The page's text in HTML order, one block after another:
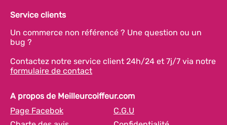
Service clients
Un commerce non référencé ? Une question ou un
bug ?
Contactez notre service client 24h/24 et 7j/7 via notre
formulaire de contact
A propos de Meilleurcoiffeur.com
Page Facebok
C.G.U